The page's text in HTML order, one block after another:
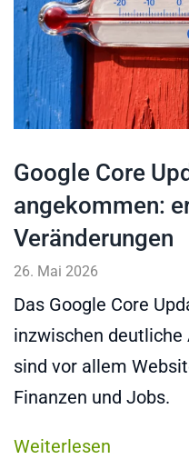
Google Core
angekommen:
Veränderungen
26. Mai 2026
Das Google Core
inzwischen
sind vor allem
Finanzen und Jobs.
Weiterlesen